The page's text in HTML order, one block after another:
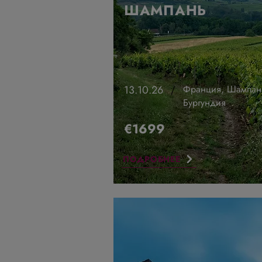
ШАМПАНЬ
/
13.10.26
Франция,
Бургундия
€1699
ПОДРОБНЕЕ